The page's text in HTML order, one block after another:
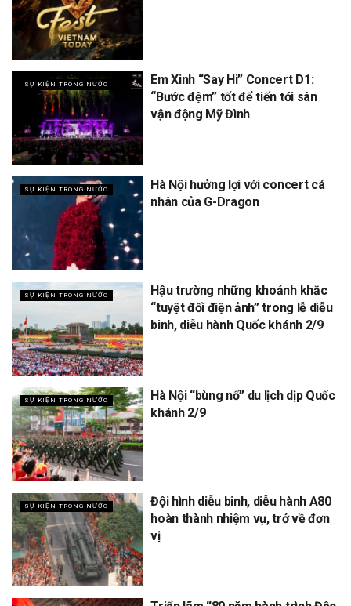
SỰ KIỆN TRONG NƯỚC
Em Xinh “Say Hi” Concert D1:
“Bước đệm” tốt để tiến tới sân
vận động Mỹ Đình
SỰ KIỆN TRONG NƯỚC
Hà Nội hưởng lợi với concert cá
nhân của G-Dragon
SỰ KIỆN TRONG NƯỚC
Hậu trường những khoảnh khắc
“tuyệt đối điện ảnh” trong lễ diễu
binh, diễu hành Quốc khánh 2/9
SỰ KIỆN TRONG NƯỚC
Hà Nội “bùng nổ” du lịch dịp Quốc
khánh 2/9
SỰ KIỆN TRONG NƯỚC
Đội hình diễu binh, diễu hành A80
hoàn thành nhiệm vụ, trở về đơn
vị